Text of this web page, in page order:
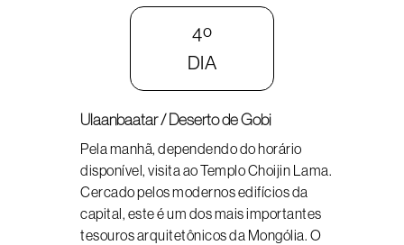
4º
DIA
Ulaanbaatar / Deserto de Gobi
Pela manhã, dependendo do horário
disponível, visita ao Templo Choijin Lama.
Cercado pelos modernos edifícios da
capital, este é um dos mais importantes
tesouros arquitetônicos da Mongólia. O